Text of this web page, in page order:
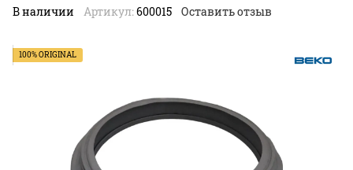
В наличии Артикул:600015 Оставить отзыв
100% ORIGINAL